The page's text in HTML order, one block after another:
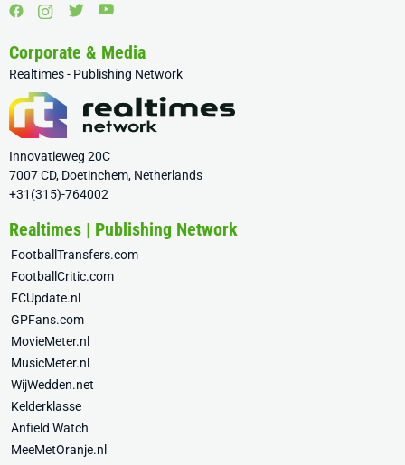
Corporate & Media
Realtimes - Publishing Network
Innovatieweg 20C
7007 CD, Doetinchem, Netherlands
+31(315)-764002
Realtimes | Publishing Network
FootballTransfers.com
FootballCritic.com
FCUpdate.nl
GPFans.com
MovieMeter.nl
MusicMeter.nl
WijWedden.net
Kelderklasse
Anfield Watch
MeeMetOranje.nl